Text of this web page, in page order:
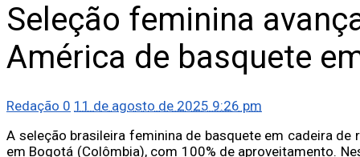
Seleção feminina
América de basquete
Redação 0 11 de agosto de 2025 9:26 pm
A seleção brasileira feminina de basquete em cadeira
em Bogotá (Colômbia), com 100% de aproveitamento.